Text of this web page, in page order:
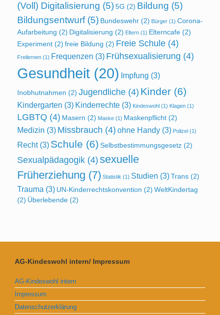
(Voll) Digitalisierung (5)5G (2) Bildung (5)
Bildungsentwurf(5) Bundeswehr (2) Bürger (1) Corona-
Aufarbeitung (2) Digitalisierung (2) Eltern (1) Elterncafe (2)
Experiment (2) freie Bildung (2) Freie Schule (4)
Freilernen (1) Frequenzen (3) Frühsexualisierung (4)
Gesundheit (20) Impfung (3)
Inobhutnahmen (2) Jugendliche (4) Kinder (6)
Kindergarten (3) Kinderrechte (3) Kindeswohl (1) Klagen (1)
LGBTQ (4) Masern (2) Maske (1) Maskenpflicht (2)
Medizin (3) Missbrauch (4) ohne Handy (3) Polizei (1)
Recht(3) Schule (6) Selbstbestimmungsgesetz (2)
Sexualpädagogik (4) sexuelle
Früherziehung (7) Statistik (1) Studien (3)Trans (2)
Trauma (3) UN-Kinderrechtskonvention (2) WeltKindertag
(2) Überlebende (2)
AG-Kindeswohl intern/ Impressum
AG-Kindeswohl intern
Impressum
Datenschutzerklärung